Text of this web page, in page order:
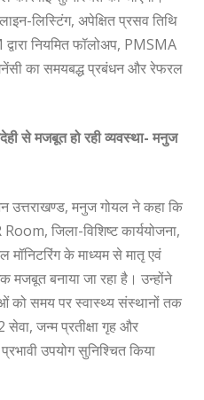
लिस्टिंग, अपेक्षित प्रसव तिथि
नियमित फॉलोअप, PMSMA
का समयबद्ध प्रबंधन और रेफरल
से मजबूत हो रही व्यवस्था- मनुज
उत्तराखण्ड, मनुज गोयल ने कहा कि
जिला-विशिष्ट कार्ययोजना,
के माध्यम से मातृ एवं
बनाया जा रहा है। उन्होंने
को समय पर स्वास्थ्य संस्थानों तक
जन्म प्रतीक्षा गृह और
उपयोग सुनिश्चित किया